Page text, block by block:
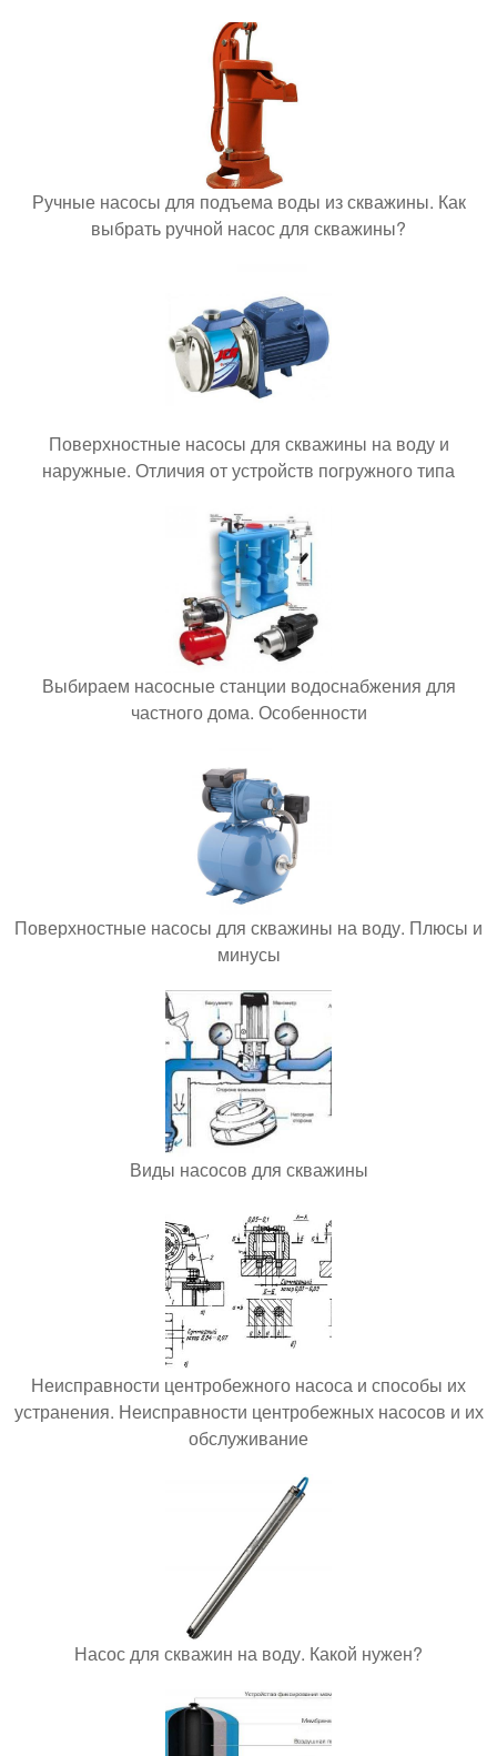
Ручные насосы для подъема воды из скважины. Как
выбрать ручной насос для скважины?
Поверхностные насосы для скважины на воду и
наружные. Отличия от устройств погружного типа
Выбираем насосные станции водоснабжения для
частного дома. Особенности
Поверхностные насосы для скважины на воду. Плюсы и
минусы
Виды насосов для скважины
Неисправности центробежного насоса и способы их
устранения. Неисправности центробежных насосов и их
обслуживание
Насос для скважин на воду. Какой нужен?